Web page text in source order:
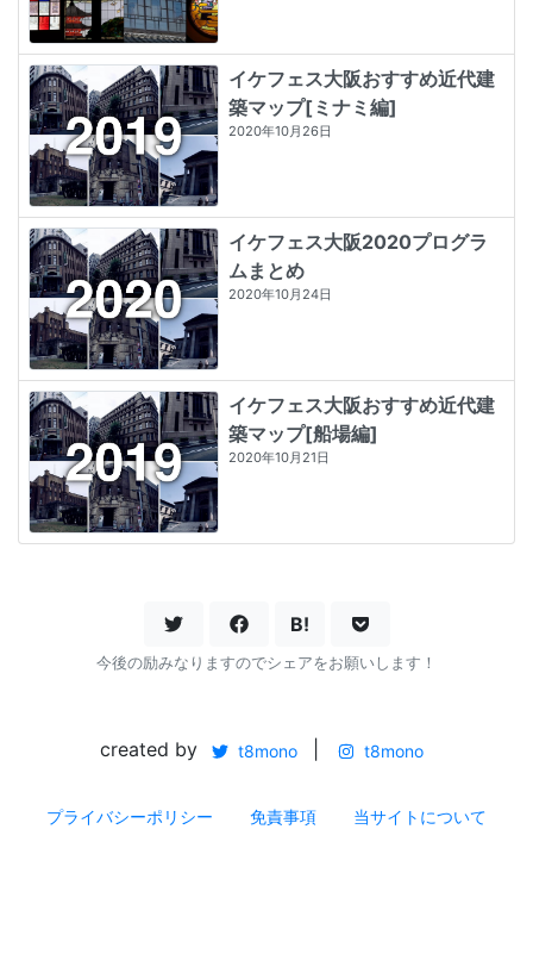
イケフェス大阪おすすめ近代建
築マップ[ミナミ編]
2020年10月26日
イケフェス大阪2020プログラ
ムまとめ
2020年10月24日
イケフェス大阪おすすめ近代建
築マップ[船場編]
2020年10月21日
B!
今後の励みなりますのでシェアをお願いします！
created by t8mono t8mono
プライバシーポリシー 免責事項 当サイトについて